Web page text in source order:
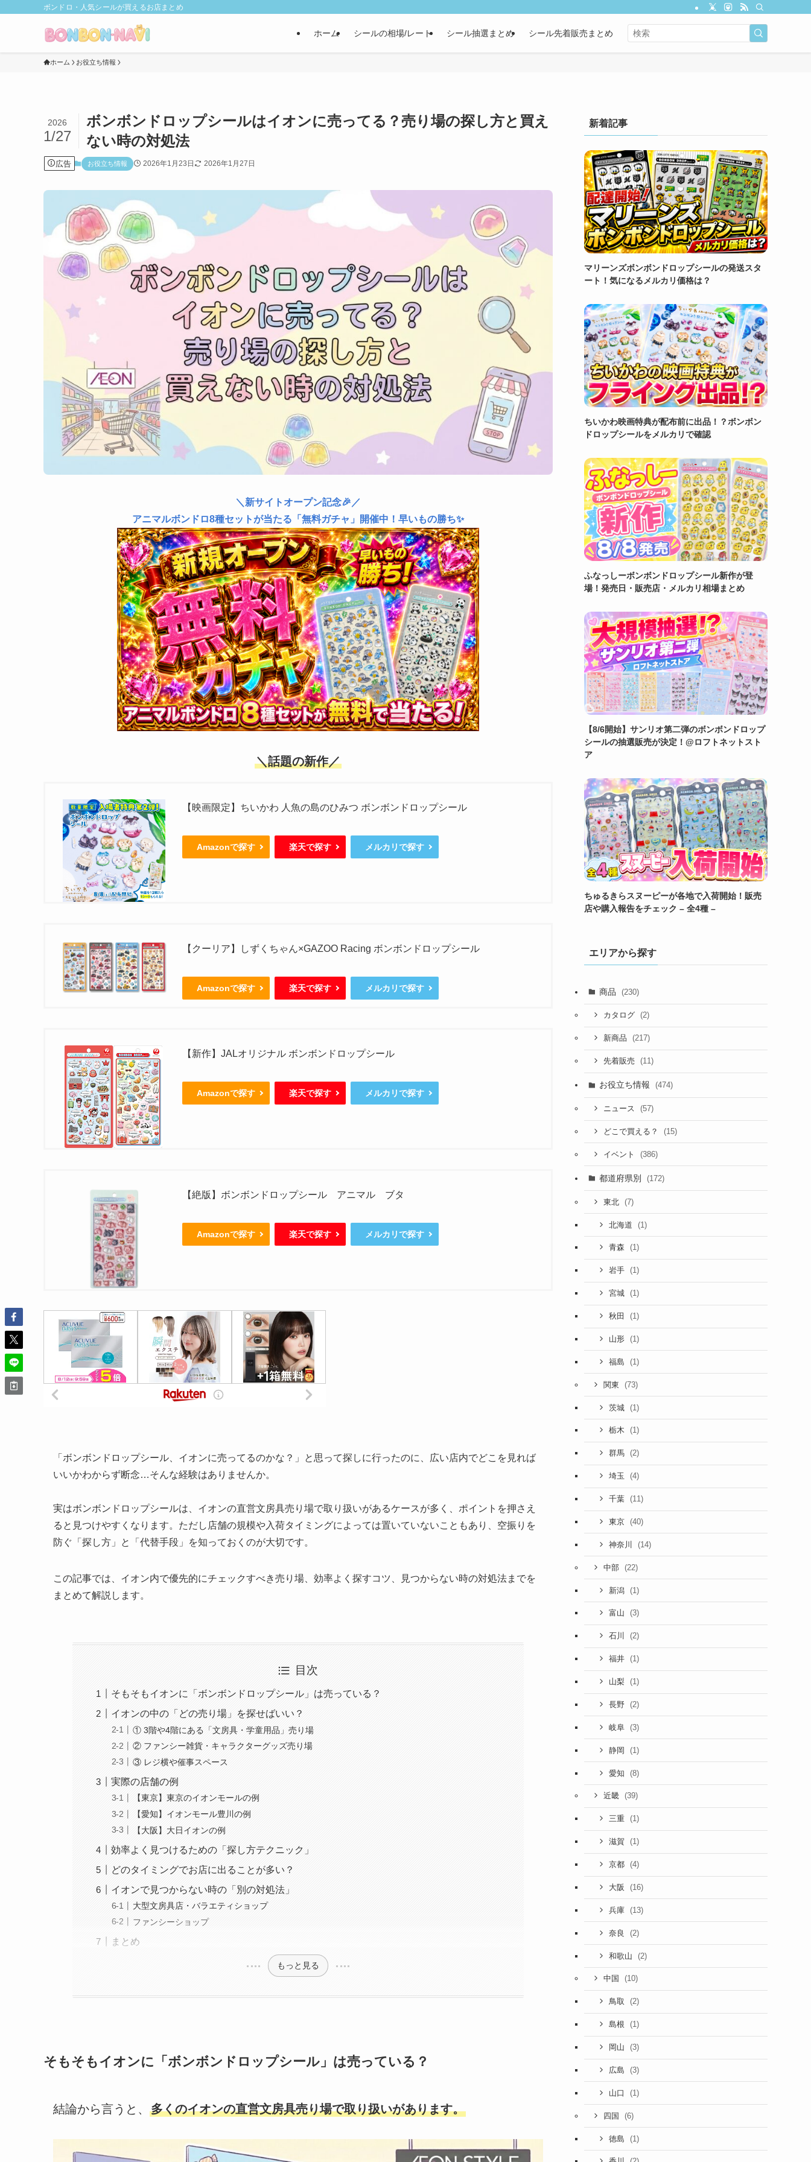
ボンドロ・人気シールが買えるお店まとめ
ホーム シールの相場/レート シール抽選まとめ シール先着販売まとめ
ホーム お役立ち情報
ボンボンドロップシールはイオンに売ってる？売り場の探し方と買え
ない時の対処法
2026
1/27
広告 お役立ち情報 2026年1月23日 2026年1月27日
＼新サイトオープン記念🎉／
アニマルボンドロ8種セットが当たる「無料ガチャ」開催中！早いもの勝ち✨
＼話題の新作／
【映画限定】ちいかわ 人魚の島のひみつ ボンボンドロップシール
Amazonで探す 楽天で探す メルカリで探す
【クーリア】しずくちゃん×GAZOO Racing ボンボンドロップシール
Amazonで探す 楽天で探す メルカリで探す
【新作】JALオリジナル ボンボンドロップシール
Amazonで探す 楽天で探す メルカリで探す
【絶版】ボンボンドロップシール アニマル ブタ
Amazonで探す 楽天で探す メルカリで探す
「ボンボンドロップシール、イオンに売ってるのかな？」と思って探しに行ったのに、広い店内でどこを見れば
いいかわからず断念…そんな経験はありませんか。
実はボンボンドロップシールは、イオンの直営文房具売り場で取り扱いがあるケースが多く、ポイントを押さえ
ると見つけやすくなります。ただし店舗の規模や入荷タイミングによっては置いていないこともあり、空振りを
防ぐ「探し方」と「代替手段」を知っておくのが大切です。
この記事では、イオン内で優先的にチェックすべき売り場、効率よく探すコツ、見つからない時の対処法までを
まとめて解説します。
目次
そもそもイオンに「ボンボンドロップシール」は売っている？
イオンの中の「どの売り場」を探せばいい？
① 3階や4階にある「文房具・学童用品」売り場
② ファンシー雑貨・キャラクターグッズ売り場
③ レジ横や催事スペース
実際の店舗の例
【東京】東京のイオンモールの例
【愛知】イオンモール豊川の例
【大阪】大日イオンの例
効率よく見つけるための「探し方テクニック」
どのタイミングでお店に出ることが多い？
イオンで見つからない時の「別の対処法」
大型文房具店・バラエティショップ
ファンシーショップ
まとめ
もっと見る
そもそもイオンに「ボンボンドロップシール」は売っている？
結論から言うと、 多くのイオンの直営文房具売り場で取り扱いがあります。
新着記事
マリーンズボンボンドロップシールの発送スタ
ート！気になるメルカリ価格は？
ちいかわ映画特典が配布前に出品！？ボンボン
ドロップシールをメルカリで確認
ふなっしーボンボンドロップシール新作が登
場！発売日・販売店・メルカリ相場まとめ
【8/6開始】サンリオ第二弾のボンボンドロップ
シールの抽選販売が決定！@ロフトネットスト
ア
ちゅるきらスヌーピーが各地で入荷開始！販売
店や購入報告をチェック – 全4種 –
エリアから探す
商品 (230)
カタログ (2)
新商品 (217)
先着販売 (11)
お役立ち情報 (474)
ニュース (57)
どこで買える？ (15)
イベント (386)
都道府県別 (172)
東北 (7)
北海道 (1)
青森 (1)
岩手 (1)
宮城 (1)
秋田 (1)
山形 (1)
福島 (1)
関東 (73)
茨城 (1)
栃木 (1)
群馬 (2)
埼玉 (4)
千葉 (11)
東京 (40)
神奈川 (14)
中部 (22)
新潟 (1)
富山 (3)
石川 (2)
福井 (1)
山梨 (1)
長野 (2)
岐阜 (3)
静岡 (1)
愛知 (8)
近畿 (39)
三重 (1)
滋賀 (1)
京都 (4)
大阪 (16)
兵庫 (13)
奈良 (2)
和歌山 (2)
中国 (10)
鳥取 (2)
島根 (1)
岡山 (3)
広島 (3)
山口 (1)
四国 (6)
徳島 (1)